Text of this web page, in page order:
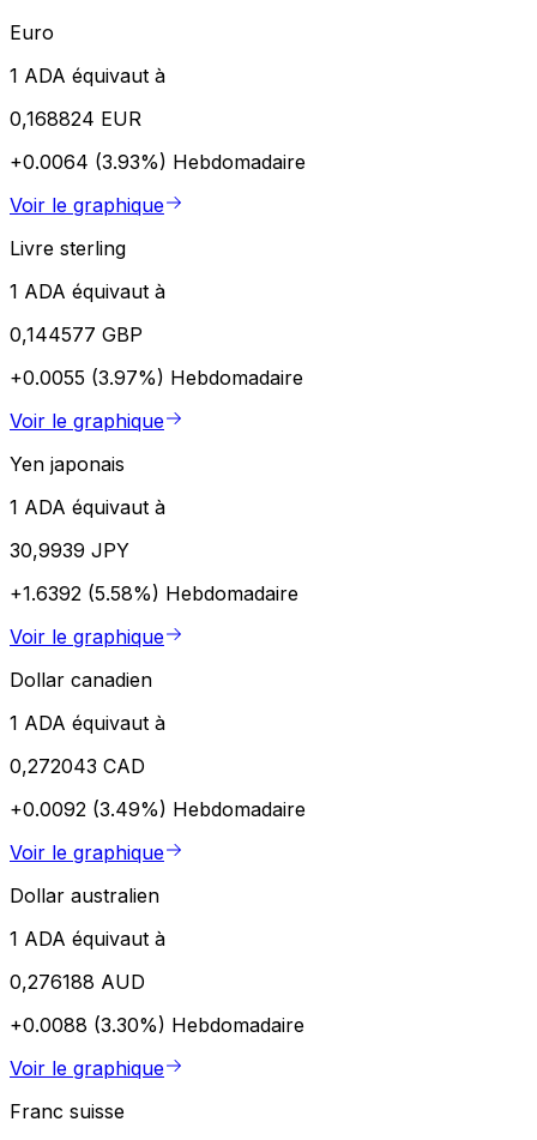
Euro
1 ADA équivaut à
0,168824 EUR
+0.0064 (3.93%) Hebdomadaire
Voir le graphique
Livre sterling
1 ADA équivaut à
0,144577 GBP
+0.0055 (3.97%) Hebdomadaire
Voir le graphique
Yen japonais
1 ADA équivaut à
30,9939 JPY
+1.6392 (5.58%) Hebdomadaire
Voir le graphique
Dollar canadien
1 ADA équivaut à
0,272043 CAD
+0.0092 (3.49%) Hebdomadaire
Voir le graphique
Dollar australien
1 ADA équivaut à
0,276188 AUD
+0.0088 (3.30%) Hebdomadaire
Voir le graphique
Franc suisse